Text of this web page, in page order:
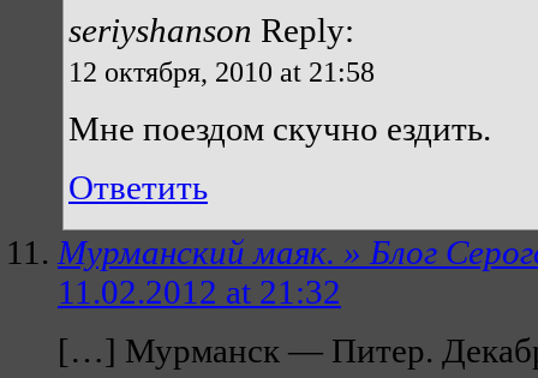
seriyshanson Reply:
12 октября, 2010 at 21:58
Мне поездом скучно ездить.
Ответить
Мурманский маяк. » Блог
11.02.2012 at 21:32
[…] Мурманск — Питер.